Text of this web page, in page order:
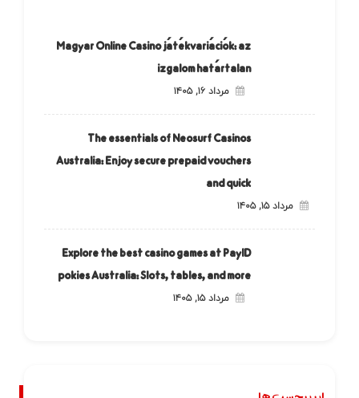
Magyar Online Casino játékvariációk: az
izgalom határtalan
مرداد ۱۶, ۱۴۰۵
The essentials of Neosurf Casinos
Australia: Enjoy secure prepaid vouchers
and quick
مرداد ۱۵, ۱۴۰۵
Explore the best casino games at PayID
pokies Australia: Slots, tables, and more
مرداد ۱۵, ۱۴۰۵